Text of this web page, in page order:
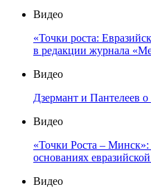
Видео
«Точки роста:
в редакции журнала
Видео
Дзермант и Пантелеев о
Видео
«Точки Роста –
основаниях
Видео